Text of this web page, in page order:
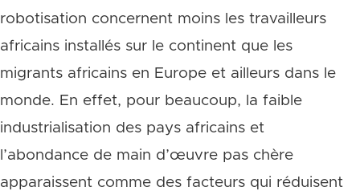
robotisation concernent moins les travailleurs
africains installés sur le continent que les
migrants africains en Europe et ailleurs dans le
monde. En effet, pour beaucoup, la faible
industrialisation des pays africains et
l’abondance de main d’œuvre pas chère
apparaissent comme des facteurs qui réduisent